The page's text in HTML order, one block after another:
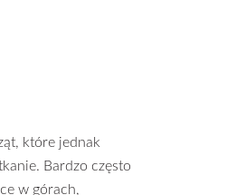
które jednak
Bardzo często
w górach,